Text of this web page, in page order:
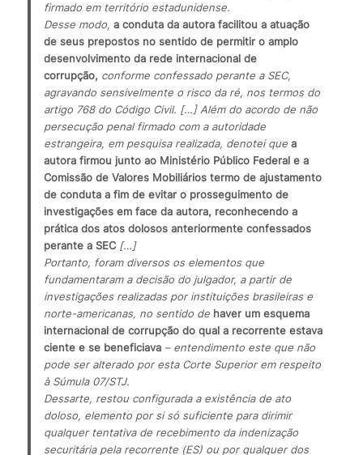
firmado em território estadunidense.
Desse modo, a conduta da autora facilitou a atuação
de seus prepostos no sentido de permitir o amplo
desenvolvimento da rede internacional de
corrupção, conforme confessado perante a SEC,
agravando sensivelmente o risco da ré, nos termos do
artigo 768 do Código Civil. […] Além do acordo de não
persecução penal firmado com a autoridade
estrangeira, em pesquisa realizada, denotei que a
autora firmou junto ao Ministério Público Federal e a
Comissão de Valores Mobiliários termo de ajustamento
de conduta a fim de evitar o prosseguimento de
investigações em face da autora, reconhecendo a
prática dos atos dolosos anteriormente confessados
perante a SEC […]
Portanto, foram diversos os elementos que
fundamentaram a decisão do julgador, a partir de
investigações realizadas por instituições brasileiras e
norte-americanas, no sentido de haver um esquema
internacional de corrupção do qual a recorrente estava
ciente e se beneficiava – entendimento este que não
pode ser alterado por esta Corte Superior em respeito
à Súmula 07/STJ.
Dessarte, restou configurada a existência de ato
doloso, elemento por si só suficiente para dirimir
qualquer tentativa de recebimento da indenização
securitária pela recorrente (ES) ou por qualquer dos